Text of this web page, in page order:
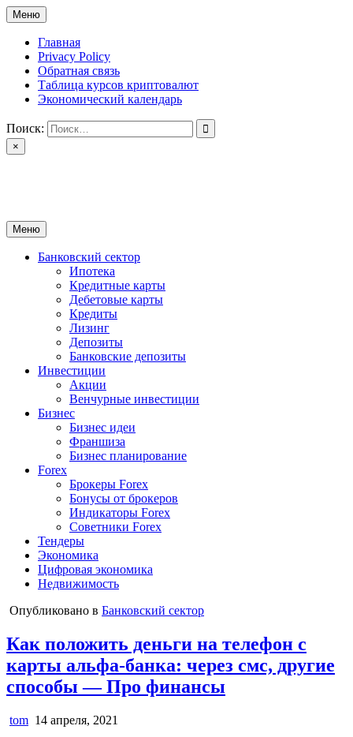
Перейти
к
содержимому
Меню
Главная
Privacy Policy
Обратная связь
Таблица курсов криптовалют
Экономический календарь
Поиск:
×
Меню
Банковский сектор
Ипотека
Кредитные карты
Дебетовые карты
Кредиты
Лизинг
Депозиты
Банковские депозиты
Инвестиции
Акции
Венчурные инвестиции
Бизнес
Бизнес идеи
Франшиза
Бизнес планирование
Forex
Брокеры Forex
Бонусы от брокеров
Индикаторы Forex
Советники Forex
Тендеры
Экономика
Цифровая экономика
Недвижимость
Опубликовано в Банковский сектор
Как положить деньги на телефон с
карты альфа-банка: через смс, другие
способы — Про финансы
tom 14 апреля, 2021